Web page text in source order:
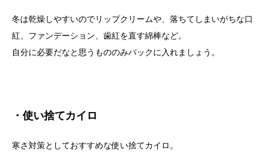
冬は乾燥しやすいのでリップクリームや、落ちてしまいがちな口
紅、ファンデーション、歯紅を直す綿棒など。
自分に必要だなと思うもののみバックに入れましょう。
・使い捨てカイロ
寒さ対策としておすすめな使い捨てカイロ。